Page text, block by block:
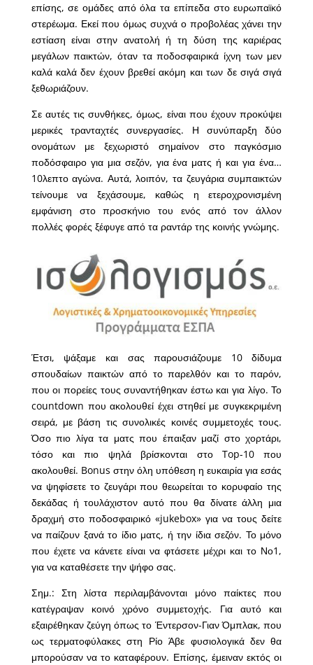
επίσης, σε ομάδες από όλα τα επίπεδα στο ευρωπαϊκό
στερέωμα. Εκεί που όμως συχνά ο προβολέας χάνει την
εστίαση είναι στην ανατολή ή τη δύση της καριέρας
μεγάλων παικτών, όταν τα ποδοσφαιρικά ίχνη των μεν
καλά καλά δεν έχουν βρεθεί ακόμη και των δε σιγά σιγά
ξεθωριάζουν.
Σε αυτές τις συνθήκες, όμως, είναι που έχουν προκύψει
μερικές τρανταχτές συνεργασίες. Η συνύπαρξη δύο
ονομάτων με ξεχωριστό σημαίνον στο παγκόσμιο
ποδόσφαιρο για μια σεζόν, για ένα ματς ή και για ένα…
10λεπτο αγώνα. Αυτά, λοιπόν, τα ζευγάρια συμπαικτών
τείνουμε να ξεχάσουμε, καθώς η ετεροχρονισμένη
εμφάνιση στο προσκήνιο του ενός από τον άλλον
πολλές φορές ξέφυγε από τα ραντάρ της κοινής γνώμης.
Έτσι, ψάξαμε και σας παρουσιάζουμε 10 δίδυμα
σπουδαίων παικτών από το παρελθόν και το παρόν,
που οι πορείες τους συναντήθηκαν έστω και για λίγο. Το
countdown που ακολουθεί έχει στηθεί με συγκεκριμένη
σειρά, με βάση τις συνολικές κοινές συμμετοχές τους.
Όσο πιο λίγα τα ματς που έπαιξαν μαζί στο χορτάρι,
τόσο και πιο ψηλά βρίσκονται στο Top-10 που
ακολουθεί. Bonus στην όλη υπόθεση η ευκαιρία για εσάς
να ψηφίσετε το ζευγάρι που θεωρείται το κορυφαίο της
δεκάδας ή τουλάχιστον αυτό που θα δίνατε άλλη μια
δραχμή στο ποδοσφαιρικό «jukebox» για να τους δείτε
να παίζουν ξανά το ίδιο ματς, ή την ίδια σεζόν. Το μόνο
που έχετε να κάνετε είναι να φτάσετε μέχρι και το Νο1,
για να καταθέσετε την ψήφο σας.
Σημ.: Στη λίστα περιλαμβάνονται μόνο παίκτες που
κατέγραψαν κοινό χρόνο συμμετοχής. Για αυτό και
εξαιρέθηκαν ζεύγη όπως το Έντερσον-Γιαν Όμπλακ, που
ως τερματοφύλακες στη Ρίο Άβε φυσιολογικά δεν θα
μπορούσαν να το καταφέρουν. Επίσης, έμειναν εκτός οι